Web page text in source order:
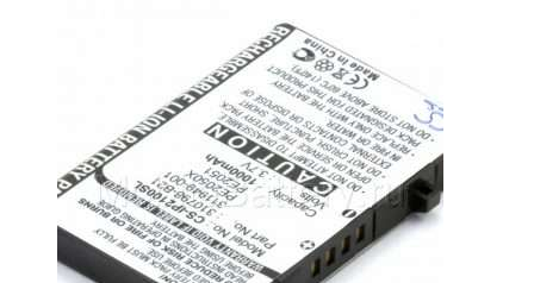
составляла
759.00₽.
690.00₽.